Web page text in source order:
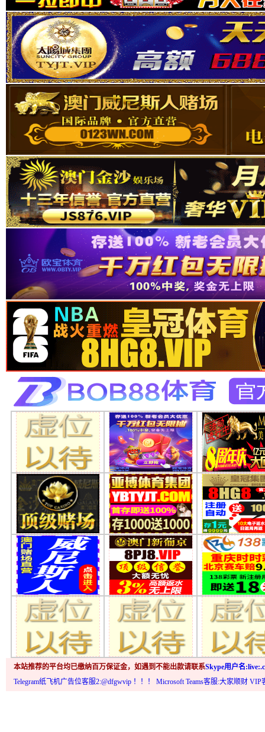
本站推荐的平台均已缴纳百万保证金，如遇到不能出款请联系Skype用户名
Telegram纸飞机广告位客服2:@dfgwvip ！！！ Microsoft Teams客服:大家顺财 VIP